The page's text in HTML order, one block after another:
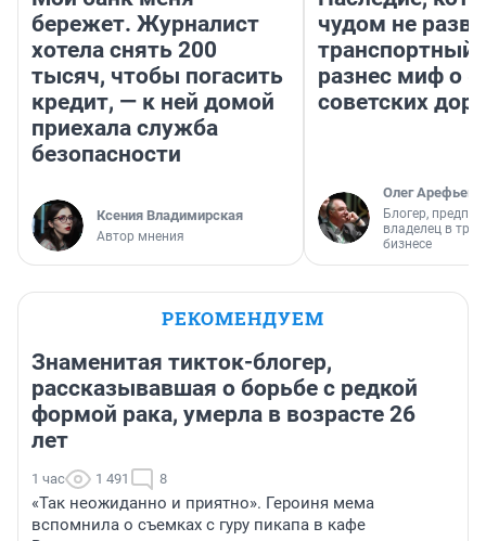
бережет. Журналист
хотела снять 200
тысяч, чтобы погасить
кредит, — к ней домой
приехала служба
безопасности
Ксения Владимирская
Автор мнения
чудом не
транспортный
разнес миф о
советских
Олег Арефьев
Блогер,
владелец в
бизнесе
РЕКОМЕНДУЕМ
Знаменитая тикток-блогер,
рассказывавшая о борьбе с редкой
формой рака, умерла в возрасте 26
лет
1 час 1 491 8
«Так неожиданно и приятно». Героиня мема
вспомнила о съемках с гуру пикапа в кафе